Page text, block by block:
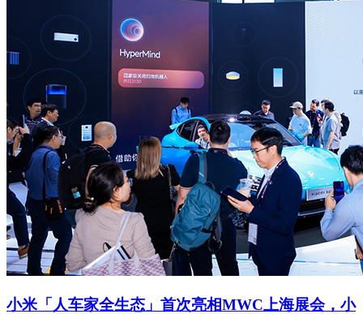
小米「人车家全生态」首次亮相MWC上海展会，小